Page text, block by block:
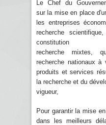
Le Chef du
sur la mise en place
les entreprises
recherche
recherche mixtes,
recherche nationaux
produits et services
la recherche et du
vigueur,
Pour garantir la mise
dans les meilleurs